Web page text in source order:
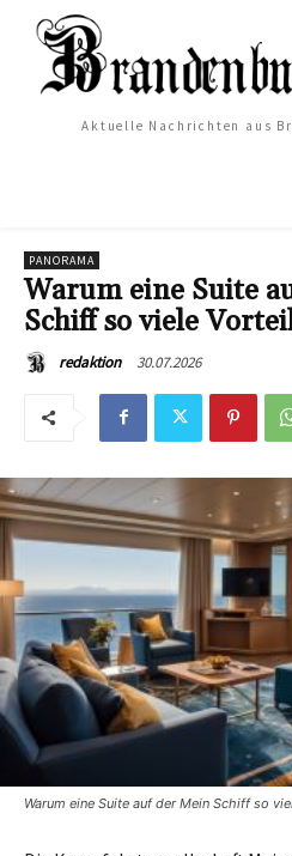
Aktuelle Nachrichten aus
PANORAMA
Warum eine Suite
Schiff so viele
redaktion 30.07.2026
Warum eine Suite auf der Mein Schiff so